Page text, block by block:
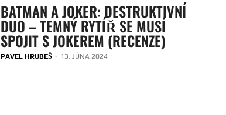
BATMAN A JOKER: DESTRUKTIVNÍ
DUO – TEMNÝ RYTÍŘ SE MUSÍ
SPOJIT S JOKEREM (RECENZE)
PAVEL HRUBEŠ - 13. JÚNA 2024